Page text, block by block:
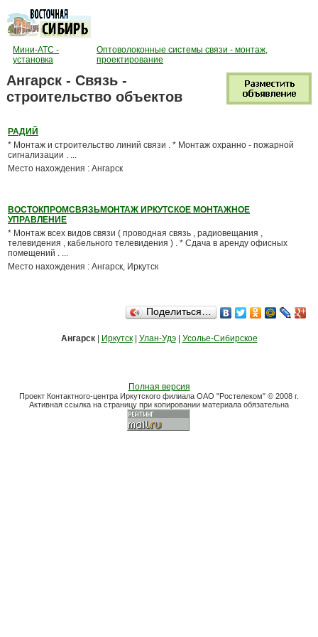
Мини-АТС -
установка
Оптоволоконные системы связи - монтаж,
проектирование
Ангарск - Связь -
строительство объектов
РАДИЙ
* Монтаж и строительство линий связи . * Монтаж охранно - пожарной
сигнализации . ...
Место нахождения : Ангарск
ВОСТОКПРОМСВЯЗЬМОНТАЖ ИРКУТСКОЕ МОНТАЖНОЕ
УПРАВЛЕНИЕ
* Монтаж всех видов связи ( проводная связь , радиовещания ,
телевидения , кабельного телевидения ) . * Сдача в аренду офисных
помещений . ...
Место нахождения : Ангарск, Иркутск
Поделиться…
Ангарск| Иркутск| Улан-Удэ| Усолье-Сибирское
Полная версия
Проект Контактного-центра Иркутского филиала ОАО "Ростелеком" © 2008 г.
Активная ссылка на страницу при копировании материала обязательна